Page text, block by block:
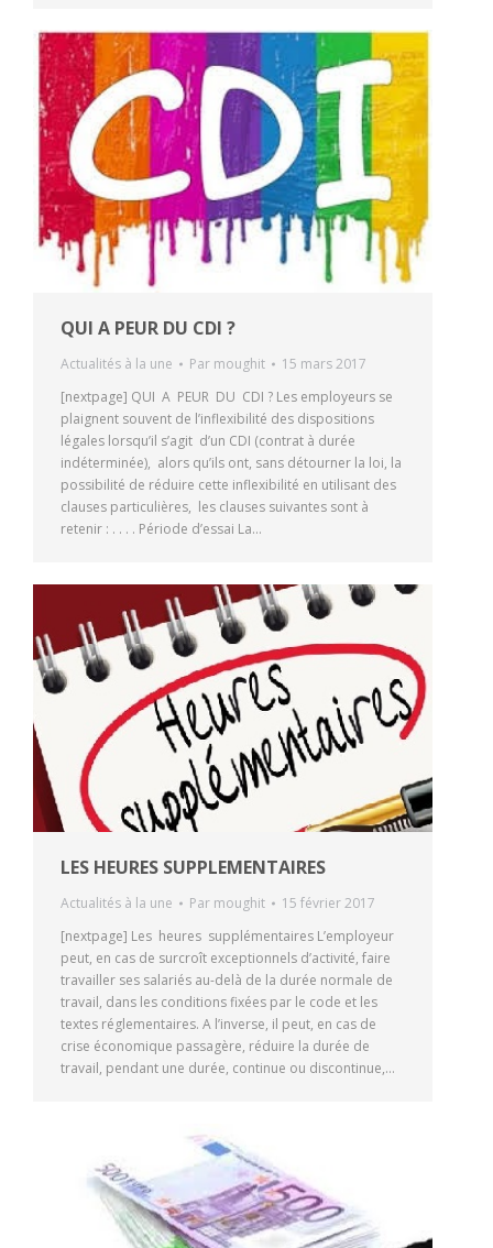
QUI A PEUR DU CDI ?
Actualités à la une Par moughit
15 mars 2017
[nextpage] QUI A PEUR DU CDI ? Les employeurs se
plaignent souvent de l’inflexibilité des dispositions
légales lorsqu’il s’agit d’un CDI (contrat à durée
indéterminée), alors qu’ils ont, sans détourner la loi, la
possibilité de réduire cette inflexibilité en utilisant des
clauses particulières, les clauses suivantes sont à
retenir : . . . . Période d’essai La…
LES HEURES SUPPLEMENTAIRES
Actualités à la une Par moughit
15 février 2017
[nextpage] Les heures supplémentaires L’employeur
peut, en cas de surcroît exceptionnels d’activité, faire
travailler ses salariés au-delà de la durée normale de
travail, dans les conditions fixées par le code et les
textes réglementaires. A l’inverse, il peut, en cas de
crise économique passagère, réduire la durée de
travail, pendant une durée, continue ou discontinue,…